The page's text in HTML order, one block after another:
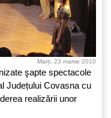
Marți, 23 martie 2010
şapte spectacole
Județului Covasna cu
realizării unor